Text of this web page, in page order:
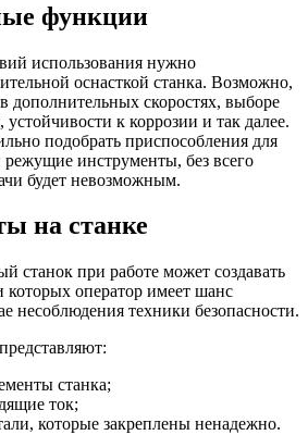
функции
использования нужно
оснасткой станка. Возможно,
дополнительных скоростях, выборе
устойчивости к коррозии и так далее.
подобрать приспособления для
режущие инструменты, без всего
будет невозможным.
на станке
станок при работе может создавать
оператор имеет шанс
несоблюдения техники безопасности.
станка;
ток;
которые закреплены ненадежно.